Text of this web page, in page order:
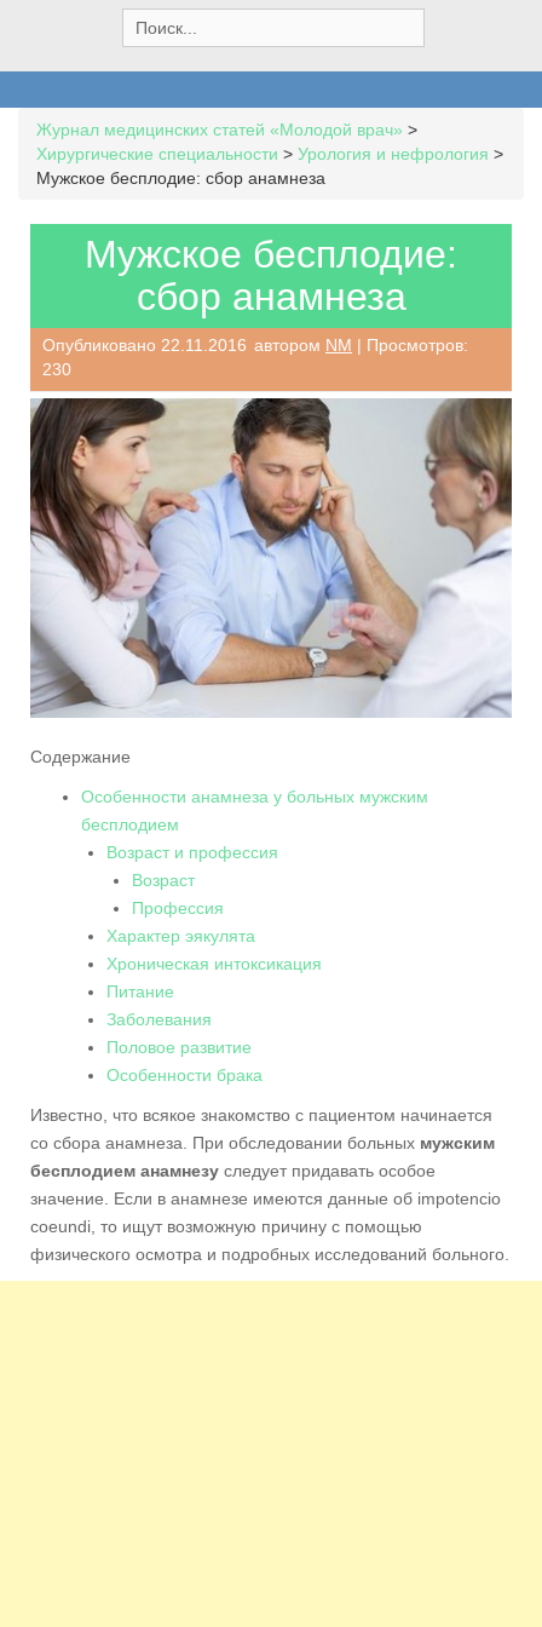
e
a
h
f
o
Журнал медицинских статей «Молодой врач» >
Хирургические специальности > Урология и нефрология >
Мужское бесплодие: сбор анамнеза
Мужское бесплодие:
сбор анамнеза
Опубликовано 22.11.2016 автором NM | Просмотров:
230
Содержание
Особенности анамнеза у больных мужским
бесплодием
Возраст и профессия
Возраст
Профессия
Характер эякулята
Хроническая интоксикация
Питание
Заболевания
Половое развитие
Особенности брака
Известно, что всякое знакомство с пациентом начинается
со сбора анамнеза. При обследовании больных мужским
бесплодием анамнезу следует придавать особое
значение. Если в анамнезе имеются данные об impotencio
coeundi, то ищут возможную причину с помощью
физического осмотра и подробных исследований больного.